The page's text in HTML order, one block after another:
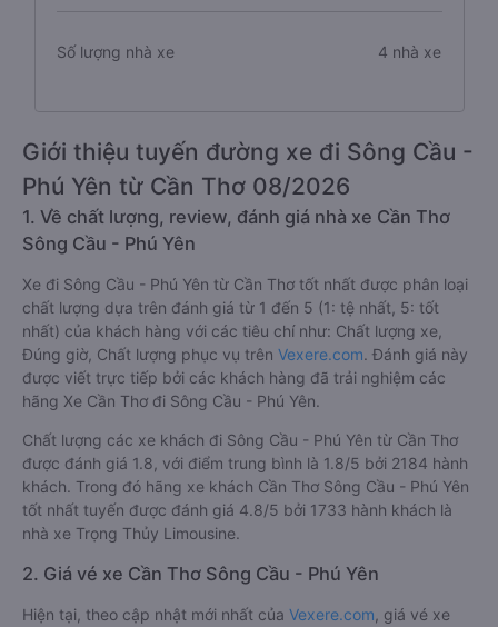
Số lượng nhà xe 4 nhà xe
Giới thiệu tuyến đường xe đi Sông Cầu -
Phú Yên từ Cần Thơ 08/2026
1. Về chất lượng, review, đánh giá nhà xe Cần Thơ
Sông Cầu - Phú Yên
Xe đi Sông Cầu - Phú Yên từ Cần Thơ tốt nhất được phân loại
chất lượng dựa trên đánh giá từ 1 đến 5 (1: tệ nhất, 5: tốt
nhất) của khách hàng với các tiêu chí như: Chất lượng xe,
Đúng giờ, Chất lượng phục vụ trên Vexere.com. Đánh giá này
được viết trực tiếp bởi các khách hàng đã trải nghiệm các
hãng Xe Cần Thơ đi Sông Cầu - Phú Yên.
Chất lượng các xe khách đi Sông Cầu - Phú Yên từ Cần Thơ
được đánh giá 1.8, với điểm trung bình là 1.8/5 bởi 2184 hành
khách. Trong đó hãng xe khách Cần Thơ Sông Cầu - Phú Yên
tốt nhất tuyến được đánh giá 4.8/5 bởi 1733 hành khách là
nhà xe Trọng Thủy Limousine.
2. Giá vé xe Cần Thơ Sông Cầu - Phú Yên
Hiện tại, theo cập nhật mới nhất của Vexere.com , giá vé xe